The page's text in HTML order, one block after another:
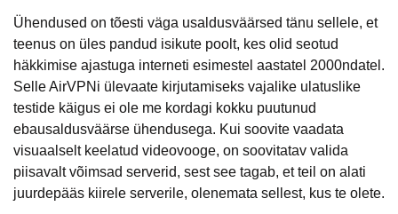
Ühendused on tõesti väga usaldusväärsed tänu sellele, et
teenus on üles pandud isikute poolt, kes olid seotud
häkkimise ajastuga interneti esimestel aastatel 2000ndatel.
Selle AirVPNi ülevaate kirjutamiseks vajalike ulatuslike
testide käigus ei ole me kordagi kokku puutunud
ebausaldusväärse ühendusega. Kui soovite vaadata
visuaalselt keelatud videovooge, on soovitatav valida
piisavalt võimsad serverid, sest see tagab, et teil on alati
juurdepääs kiirele serverile, olenemata sellest, kus te olete.